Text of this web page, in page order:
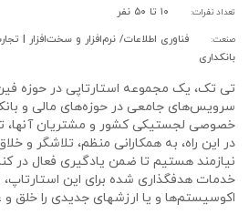
تعداد نفرات: ۱۰ تا ۵۰ نفر
صنعت:
فناوری اطلاعات/ نرم‌افزار و سخت‌افزار |
بانکداری
تی تک، یک مجموعه استارتاپی در حوزه
سرویس‌های جامعی در حوزه‌های مالی و
خصوصی لجستیکی کشور و مشتریان
در این راه، به همکارانی منظم، تلاشگر و
نیازمند هستیم تا ضمن یادگیری فعال در
خدمات هدفگذاری شده برای این استارتاپ،
اکوسیستم‌ها و یا ارزشهای جدیدی را خلق و